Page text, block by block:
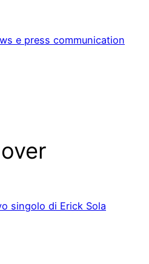
e press communication